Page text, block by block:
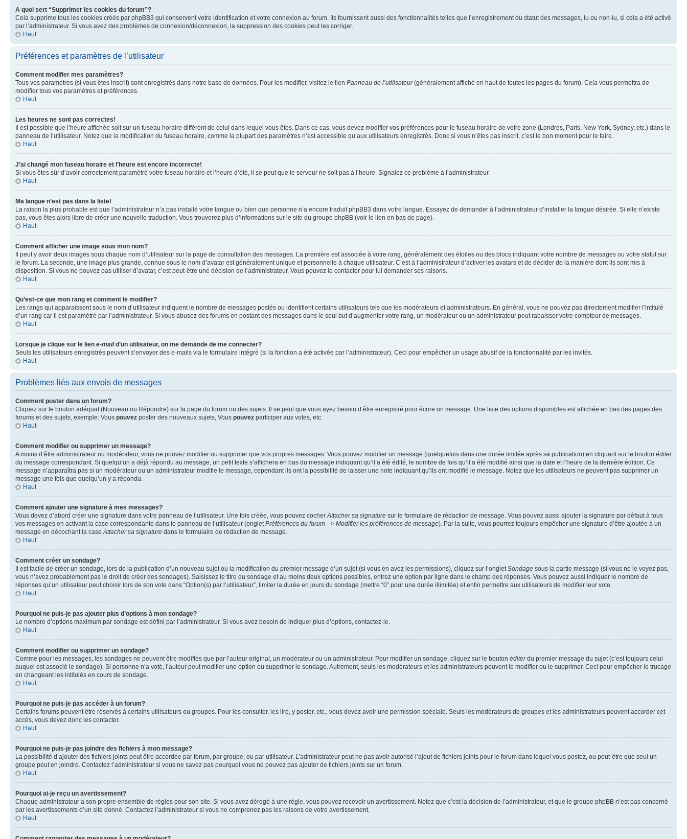
A quoi sert “Supprimer les cookies du forum”?
Cela supprime tous les cookies créés par phpBB3 qui conservent votre identification et votre connexion au forum. Ils fournissent aussi des fonctionnalités telles que l’enregistrement du statut des messages, lu ou non-lu, si cela a été activé
par l’administrateur. Si vous avez des problèmes de connexion/déconnexion, la suppression des cookies peut les corriger.
Haut
Préférences et paramètres de l’utilisateur
Comment modifier mes paramètres?
Tous vos paramètres (si vous êtes inscrit) sont enregistrés dans notre base de données. Pour les modifier, visitez le lien Panneau de l’utilisateur(généralement affiché en haut de toutes les pages du forum). Cela vous permettra de
modifier tous vos paramètres et préférences.
Haut
Les heures ne sont pas correctes!
Il est possible que l’heure affichée soit sur un fuseau horaire différent de celui dans lequel vous êtes. Dans ce cas, vous devez modifier vos préférences pour le fuseau horaire de votre zone (Londres, Paris, New York, Sydney, etc.) dans le
panneau de l’utilisateur. Notez que la modification du fuseau horaire, comme la plupart des paramètres n’est accessible qu’aux utilisateurs enregistrés. Donc si vous n’êtes pas inscrit, c’est le bon moment pour le faire.
Haut
J’ai changé mon fuseau horaire et l’heure est encore incorrecte!
Si vous êtes sûr d’avoir correctement paramétré votre fuseau horaire et l’heure d’été, il se peut que le serveur ne soit pas à l’heure. Signalez ce problème à l’administrateur.
Haut
Ma langue n’est pas dans la liste!
La raison la plus probable est que l’administrateur n’a pas installé votre langue ou bien que personne n’a encore traduit phpBB3 dans votre langue. Essayez de demander à l’administrateur d’installer la langue désirée. Si elle n’existe
pas, vous êtes alors libre de créer une nouvelle traduction. Vous trouverez plus d’informations sur le site du groupe phpBB (voir le lien en bas de page).
Haut
Comment afficher une image sous mon nom?
Il peut y avoir deux images sous chaque nom d’utilisateur sur la page de consultation des messages. La première est associée à votre rang, généralement des étoiles ou des blocs indiquant votre nombre de messages ou votre statut sur
le forum. La seconde, une image plus grande, connue sous le nom d’avatar est généralement unique et personnelle à chaque utilisateur. C’est à l’administrateur d’activer les avatars et de décider de la manière dont ils sont mis à
disposition. Si vous ne pouvez pas utiliser d’avatar, c’est peut-être une décision de l’administrateur. Vous pouvez le contacter pour lui demander ses raisons.
Haut
Qu’est-ce que mon rang et comment le modifier?
Les rangs qui apparaissent sous le nom d’utilisateur indiquent le nombre de messages postés ou identifient certains utilisateurs tels que les modérateurs et administrateurs. En général, vous ne pouvez pas directement modifier l’intitulé
d’un rang car il est paramétré par l’administrateur. Si vous abusez des forums en postant des messages dans le seul but d’augmenter votre rang, un modérateur ou un administrateur peut rabaisser votre compteur de messages.
Haut
Lorsque je clique sur le lien e-maild’un utilisateur, on me demande de me connecter?
Seuls les utilisateurs enregistrés peuvent s’envoyer des e-mails via le formulaire intégré (si la fonction a été activée par l’administrateur). Ceci pour empêcher un usage abusif de la fonctionnalité par les invités.
Haut
Problèmes liés aux envois de messages
Comment poster dans un forum?
Cliquez sur le bouton adéquat (Nouveau ou Répondre) sur la page du forum ou des sujets. Il se peut que vous ayez besoin d’être enregistré pour écrire un message. Une liste des options disponibles est affichée en bas des pages des
forums et des sujets, exemple: Vous pouvez poster des nouveaux sujets, Vous pouvez participer aux votes, etc.
Haut
Comment modifier ou supprimer un message?
A moins d’être administrateur ou modérateur, vous ne pouvez modifier ou supprimer que vos propres messages. Vous pouvez modifier un message (quelquefois dans une durée limitée après sa publication) en cliquant sur le bouton éditer
du message correspondant. Si quelqu’un a déjà répondu au message, un petit texte s’affichera en bas du message indiquant qu’il a été édité, le nombre de fois qu’il a été modifié ainsi que la date et l’heure de la dernière édition. Ce
message n’apparaîtra pas si un modérateur ou un administrateur modifie le message, cependant ils ont la possibilité de laisser une note indiquant qu’ils ont modifié le message. Notez que les utilisateurs ne peuvent pas supprimer un
message une fois que quelqu’un y a répondu.
Haut
Comment ajouter une signature à mes messages?
Vous devez d’abord créer une signature dans votre panneau de l’utilisateur. Une fois créée, vous pouvez cocherAttacher sa signature sur le formulaire de rédaction de message. Vous pouvez aussi ajouter la signature par défaut à tous
vos messages en activant la case correspondante dans le panneau de l’utilisateur (ongletPréférences du forum --> Modifier les préférences de message). Par la suite, vous pourrez toujours empêcher une signature d’être ajoutée à un
message en décochant la caseAttacher sa signature dans le formulaire de rédaction de message.
Haut
Comment créer un sondage?
Il est facile de créer un sondage, lors de la publication d’un nouveau sujet ou la modification du premier message d’un sujet (si vous en avez les permissions), cliquez sur l’ongletSondage sous la partie message (si vous ne le voyez pas,
vous n’avez probablement pas le droit de créer des sondages). Saisissez le titre du sondage et au moins deux options possibles, entrez une option par ligne dans le champ des réponses. Vous pouvez aussi indiquer le nombre de
réponses qu’un utilisateur peut choisir lors de son vote dans “Option(s) par l’utilisateur”, limiter la durée en jours du sondage (mettre “0” pour une durée illimitée) et enfin permettre aux utilisateurs de modifier leur vote.
Haut
Pourquoi ne puis-je pas ajouter plus d’options à mon sondage?
Le nombre d’options maximum par sondage est défini par l’administrateur. Si vous avez besoin de indiquer plus d’options, contactez-le.
Haut
Comment modifier ou supprimer un sondage?
Comme pour les messages, les sondages ne peuvent être modifiés que par l’auteur original, un modérateur ou un administrateur. Pour modifier un sondage, cliquez sur le bouton éditerdu premier message du sujet (c’est toujours celui
auquel est associé le sondage). Si personne n’a voté, l’auteur peut modifier une option ou supprimer le sondage. Autrement, seuls les modérateurs et les administrateurs peuvent le modifier ou le supprimer. Ceci pour empêcher le trucage
en changeant les intitulés en cours de sondage.
Haut
Pourquoi ne puis-je pas accéder à un forum?
Certains forums peuvent être réservés à certains utilisateurs ou groupes. Pour les consulter, les lire, y poster, etc., vous devez avoir une permission spéciale. Seuls les modérateurs de groupes et les administrateurs peuvent accorder cet
accès, vous devez donc les contacter.
Haut
Pourquoi ne puis-je pas joindre des fichiers à mon message?
La possibilité d’ajouter des fichiers joints peut être accordée par forum, par groupe, ou par utilisateur. L’administrateur peut ne pas avoir autorisé l’ajout de fichiers joints pour le forum dans lequel vous postez, ou peut-être que seul un
groupe peut en joindre. Contactez l’administrateur si vous ne savez pas pourquoi vous ne pouvez pas ajouter de fichiers joints sur un forum.
Haut
Pourquoi ai-je reçu un avertissement?
Chaque administrateur a son propre ensemble de règles pour son site. Si vous avez dérogé à une règle, vous pouvez recevoir un avertissement. Notez que c’est la décision de l’administrateur, et que le groupe phpBB n’est pas concerné
par les avertissements d’un site donné. Contactez l’administrateur si vous ne comprenez pas les raisons de votre avertissement.
Haut